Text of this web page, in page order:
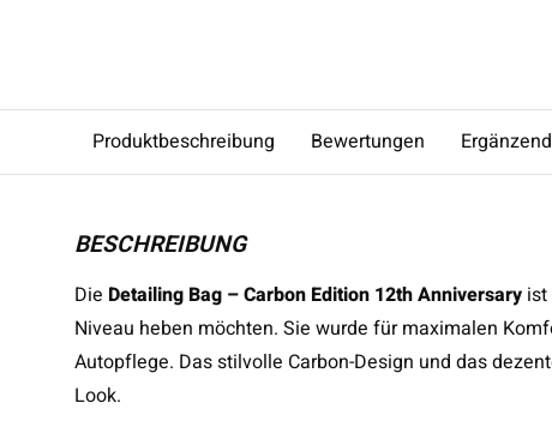
Produktbeschreibung Bewertungen
BESCHREIBUNG
Die Detailing Bag – Carbon Edition 12th Anniversary
Niveau heben möchten. Sie wurde für maximalen
Autopflege. Das stilvolle Carbon-Design und das
Look.